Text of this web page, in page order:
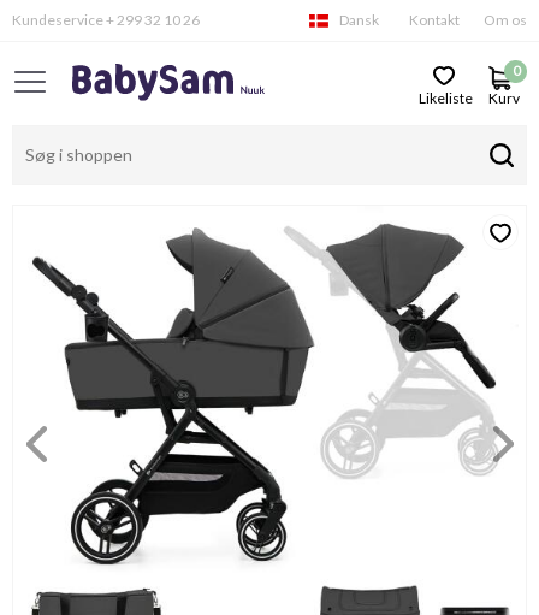
Kundeservice + 299 32 10 26 Kontakt Om os
Dansk
Kurv
0
Likeliste